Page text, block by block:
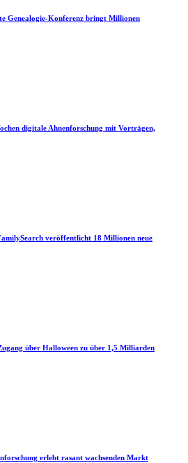
Genealogie-Konferenz bringt Millionen
digitale Ahnenforschung mit Vorträgen,
veröffentlicht 18 Millionen neue
über Halloween zu über 1,5 Milliarden
erlebt rasant wachsenden Markt